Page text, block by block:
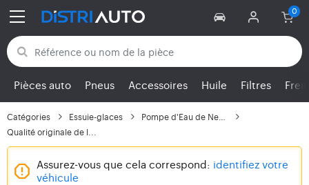
Retour aux catégories
Pièces auto Pneus Accessoires Huile Filtres
Catégories Essuie-glaces
Qualité originale de l...
Assurez-vous que cela correspond: identifiez votre
véhicule